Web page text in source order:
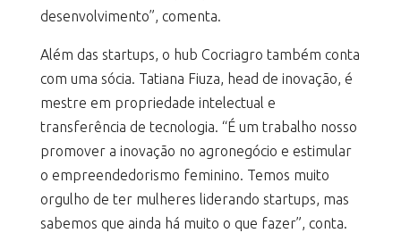
desenvolvimento”, comenta.
Além das startups, o hub Cocriagro também conta
com uma sócia. Tatiana Fiuza, head de inovação, é
mestre em propriedade intelectual e
transferência de tecnologia. “É um trabalho nosso
promover a inovação no agronegócio e estimular
o empreendedorismo feminino. Temos muito
orgulho de ter mulheres liderando startups, mas
sabemos que ainda há muito o que fazer”, conta.